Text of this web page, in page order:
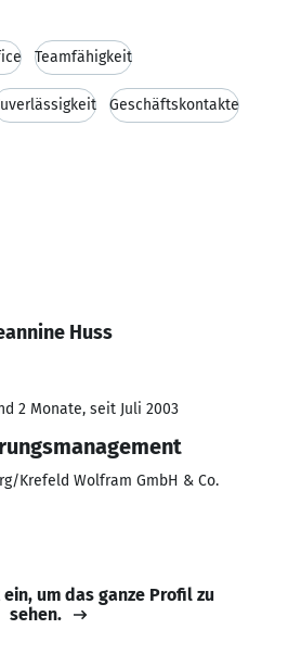
Teamfähigkeit
Geschäftskontakte
Huss
2 Monate, seit Juli 2003
Krefeld Wolfram GmbH & Co.
um das ganze Profil zu
sehen.